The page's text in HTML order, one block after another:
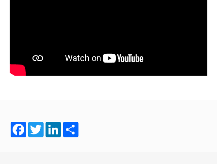
Facebook
TwitterLinkedIn